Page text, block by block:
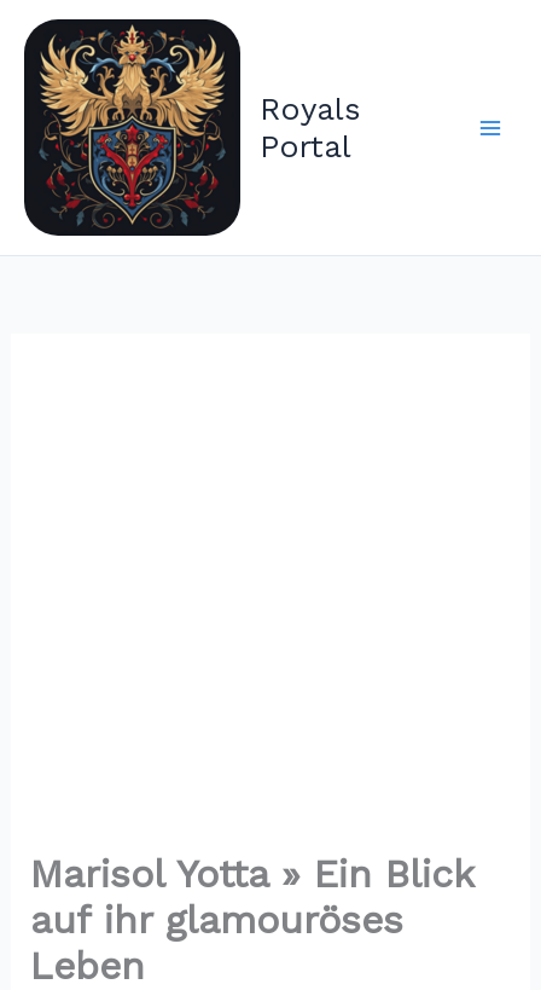
Inhalt
springen
Royals
Portal
Marisol Yotta » Ein Blick
auf ihr glamouröses
Leben